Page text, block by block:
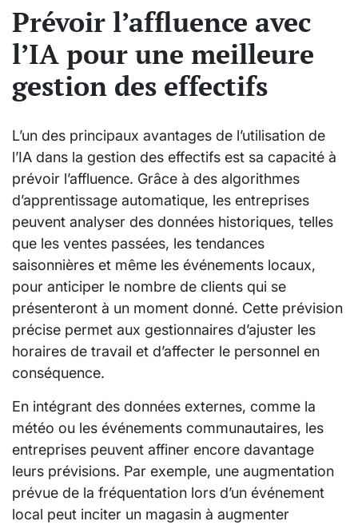
Prévoir l’affluence avec
l’IA pour une meilleure
gestion des effectifs
L’un des principaux avantages de l’utilisation de
l’IA dans la gestion des effectifs est sa capacité à
prévoir l’affluence. Grâce à des algorithmes
d’apprentissage automatique, les entreprises
peuvent analyser des données historiques, telles
que les ventes passées, les tendances
saisonnières et même les événements locaux,
pour anticiper le nombre de clients qui se
présenteront à un moment donné. Cette prévision
précise permet aux gestionnaires d’ajuster les
horaires de travail et d’affecter le personnel en
conséquence.
En intégrant des données externes, comme la
météo ou les événements communautaires, les
entreprises peuvent affiner encore davantage
leurs prévisions. Par exemple, une augmentation
prévue de la fréquentation lors d’un événement
local peut inciter un magasin à augmenter